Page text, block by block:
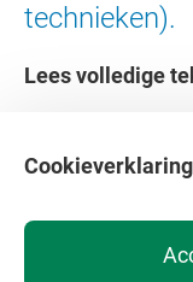
technieken).
Lees volledige
Cookieverklaring
Over de VU
Contact en route
Faculteiten